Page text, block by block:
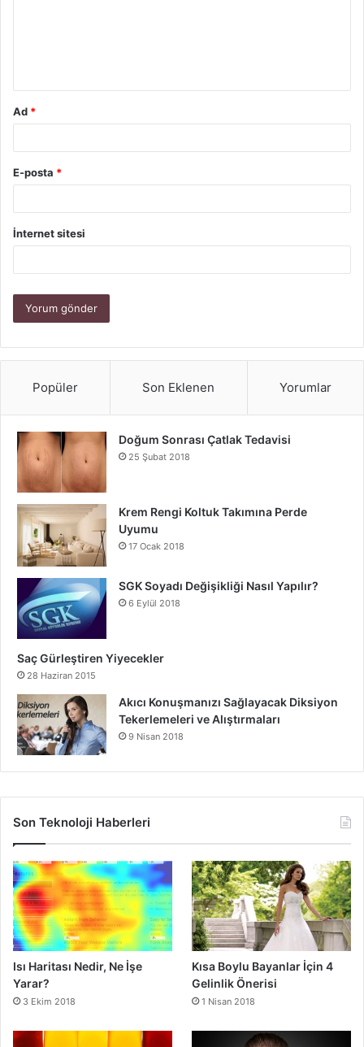
Ad *
E-posta *
İnternet sitesi
Popüler Son Eklenen Yorumlar
Doğum Sonrası Çatlak Tedavisi
25 Şubat 2018
Krem Rengi Koltuk Takımına Perde
Uyumu
17 Ocak 2018
SGK Soyadı Değişikliği Nasıl Yapılır?
6 Eylül 2018
Saç Gürleştiren Yiyecekler
28 Haziran 2015
Akıcı Konuşmanızı Sağlayacak Diksiyon
Tekerlemeleri ve Alıştırmaları
9 Nisan 2018
Son Teknoloji Haberleri
Isı Haritası Nedir, Ne İşe
Yarar?
3 Ekim 2018
Kısa Boylu Bayanlar İçin 4
Gelinlik Önerisi
1 Nisan 2018